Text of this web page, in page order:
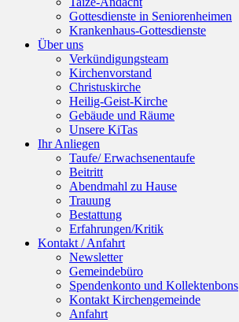
Gottesdienste in Seniorenheimen
Krankenhaus-Gottesdienste
Über uns
Verkündigungsteam
Kirchenvorstand
Christuskirche
Heilig-Geist-Kirche
Gebäude und Räume
Unsere KiTas
Ihr Anliegen
Taufe/ Erwachsenentaufe
Beitritt
Abendmahl zu Hause
Trauung
Bestattung
Erfahrungen/Kritik
Kontakt / Anfahrt
Newsletter
Gemeindebüro
Spendenkonto und Kollektenbons
Kontakt Kirchengemeinde
Anfahrt